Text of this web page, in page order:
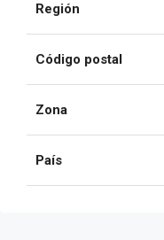
Región
Código postal
Zona
País